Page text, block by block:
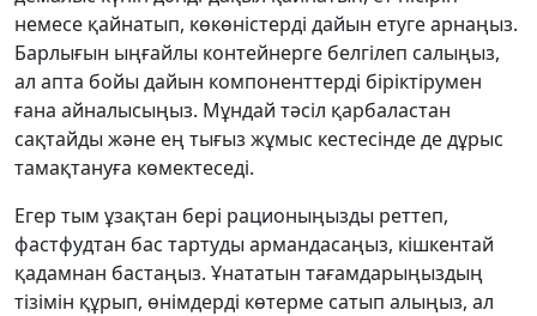
немесе қайнатып, көкөністерді дайын етуге арнаңыз.
Барлығын ыңғайлы контейнерге белгілеп салыңыз,
ал апта бойы дайын компоненттерді біріктірумен
ғана айналысыңыз. Мұндай тәсіл қарбаластан
сақтайды және ең тығыз жұмыс кестесінде де дұрыс
тамақтануға көмектеседі.
Егер тым ұзақтан бері рационыңызды реттеп,
фастфудтан бас тартуды армандасаңыз, кішкентай
қадамнан бастаңыз. Ұнататын тағамдарыңыздың
тізімін құрып, өнімдерді көтерме сатып алыңыз, ал